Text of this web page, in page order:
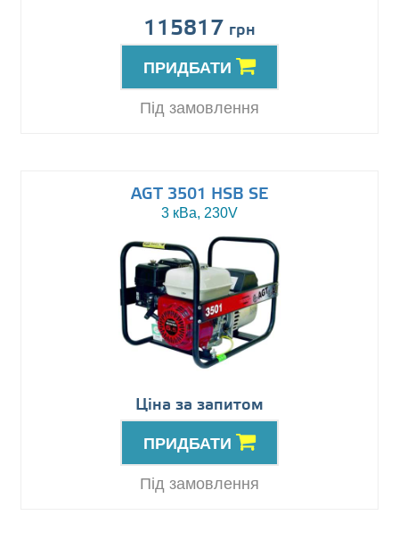
115817 грн
ПРИДБАТИ
Під замовлення
AGT 3501 HSB SE
3 кВа, 230V
Ціна за запитом
ПРИДБАТИ
Під замовлення